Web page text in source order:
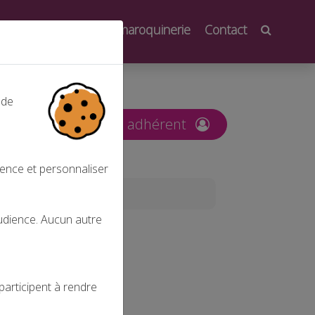
Salons de la maroquinerie Contact
Espace adhérent
et personnaliser
Aucun autre
à rendre